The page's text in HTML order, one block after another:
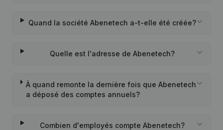
Quand la société Abenetech a-t-elle été créée?
Quelle est l'adresse de Abenetech?
À quand remonte la dernière fois que Abenetech
a déposé des comptes annuels?
Combien d'employés compte Abenetech?